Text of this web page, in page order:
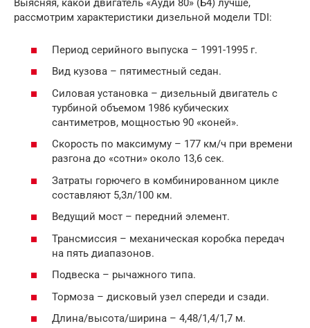
Выясняя, какой двигатель «Ауди 80» (Б4) лучше,
рассмотрим характеристики дизельной модели TDI:
Период серийного выпуска – 1991-1995 г.
Вид кузова – пятиместный седан.
Силовая установка – дизельный двигатель с
турбиной объемом 1986 кубических
сантиметров, мощностью 90 «коней».
Скорость по максимуму – 177 км/ч при времени
разгона до «сотни» около 13,6 сек.
Затраты горючего в комбинированном цикле
составляют 5,3л/100 км.
Ведущий мост – передний элемент.
Трансмиссия – механическая коробка передач
на пять диапазонов.
Подвеска – рычажного типа.
Тормоза – дисковый узел спереди и сзади.
Длина/высота/ширина – 4,48/1,4/1,7 м.